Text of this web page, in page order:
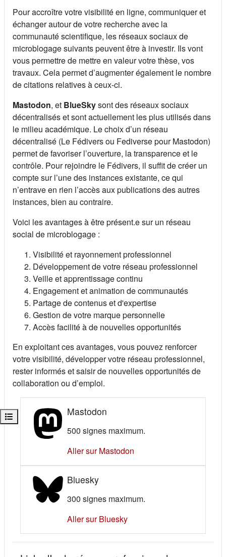
Ouvrir l’index du cours
Pour accroître votre visibilité en ligne, communiquer et
échanger autour de votre recherche avec la
communauté scientifique, les réseaux sociaux de
microblogage suivants peuvent être à investir. Ils vont
vous permettre de mettre en valeur votre thèse, vos
travaux. Cela permet d’augmenter également le nombre
de citations relatives à ceux-ci.
Mastodon, et BlueSkysont des réseaux sociaux
décentralisés et sont actuellement les plus utilisés dans
le milieu académique. Le choix d’un réseau
décentralisé (Le Fédivers ou Fediverse pour Mastodon)
permet de favoriser l’ouverture, la transparence et le
contrôle. Pour rejoindre le Fédivers, il suffit de créer un
compte sur l’une des instances existante, ce qui
n’entrave en rien l’accès aux publications des autres
instances, bien au contraire.
Voici les avantages à être présent.e sur un réseau
social de microblogage :
Visibilité et rayonnement professionnel
Développement de votre réseau professionnel
Veille et apprentissage continu
Engagement et animation de communautés
Partage de contenus et d'expertise
Gestion de votre marque personnelle
Accès facilité à de nouvelles opportunités
En exploitant ces avantages, vous pouvez renforcer
votre visibilité, développer votre réseau professionnel,
rester informés et saisir de nouvelles opportunités de
collaboration ou d’emploi.
Mastodon
500 signes maximum.
Aller sur Mastodon
Bluesky
300 signes maximum.
Aller sur Bluesky(s'ouvre dans un nouvel